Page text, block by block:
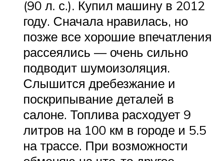
(90 л. с.). Купил машину в 2012
году. Сначала нравилась, но
позже все хорошие впечатления
рассеялись — очень сильно
подводит шумоизоляция.
Слышится дребезжание и
поскрипывание деталей в
салоне. Топлива расходует 9
литров на 100 км в городе и 5.5
на трассе. При возможности